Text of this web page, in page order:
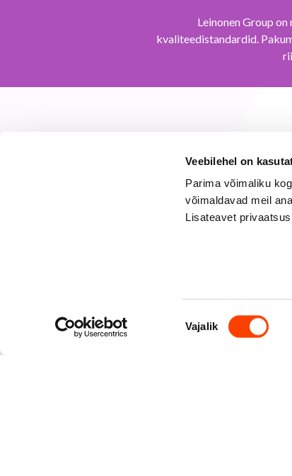
Veebilehel on
Parima võimaliku
võimaldavad meil
Lisateavet
Nõusoleku
valik
Vajalik